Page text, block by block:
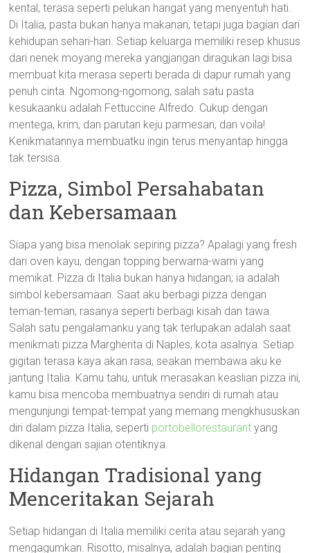
kental, terasa seperti pelukan hangat yang menyentuh hati.
Di Italia, pasta bukan hanya makanan, tetapi juga bagian dari
kehidupan sehari-hari. Setiap keluarga memiliki resep khusus
dari nenek moyang mereka yangjangan diragukan lagi bisa
membuat kita merasa seperti berada di dapur rumah yang
penuh cinta. Ngomong-ngomong, salah satu pasta
kesukaanku adalah Fettuccine Alfredo. Cukup dengan
mentega, krim, dan parutan keju parmesan, dan voila!
Kenikmatannya membuatku ingin terus menyantap hingga
tak tersisa.
Pizza, Simbol Persahabatan
dan Kebersamaan
Siapa yang bisa menolak sepiring pizza? Apalagi yang fresh
dari oven kayu, dengan topping berwarna-warni yang
memikat. Pizza di Italia bukan hanya hidangan; ia adalah
simbol kebersamaan. Saat aku berbagi pizza dengan
teman-teman, rasanya seperti berbagi kisah dan tawa.
Salah satu pengalamanku yang tak terlupakan adalah saat
menikmati pizza Margherita di Naples, kota asalnya. Setiap
gigitan terasa kaya akan rasa, seakan membawa aku ke
jantung Italia. Kamu tahu, untuk merasakan keaslian pizza ini,
kamu bisa mencoba membuatnya sendiri di rumah atau
mengunjungi tempat-tempat yang memang mengkhususkan
diri dalam pizza Italia, seperti portobellorestaurant yang
dikenal dengan sajian otentiknya.
Hidangan Tradisional yang
Menceritakan Sejarah
Setiap hidangan di Italia memiliki cerita atau sejarah yang
mengagumkan. Risotto, misalnya, adalah bagian penting